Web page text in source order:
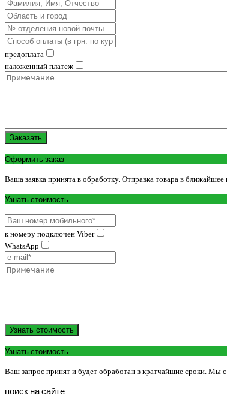
предоплата
наложенный платеж
Заказать
Оформить заказ
Ваша заявка принята в обработку. Отправка товара в ближайшее
Узнать стоимость
к номеру подключен Viber
WhatsApp
Узнать стоимость
Узнать стоимость
Ваш запрос принят и будет обработан в кратчайшие сроки. Мы
поиск насайте